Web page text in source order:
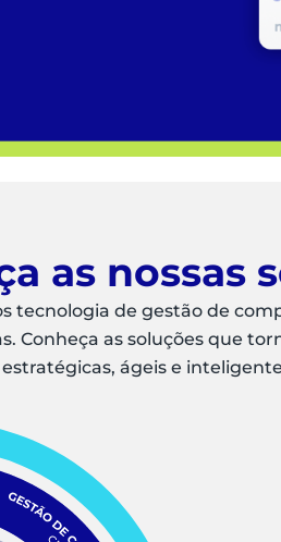
as nossas
tecnologia de gestão de
Conheça as soluções que
estratégicas, ágeis e